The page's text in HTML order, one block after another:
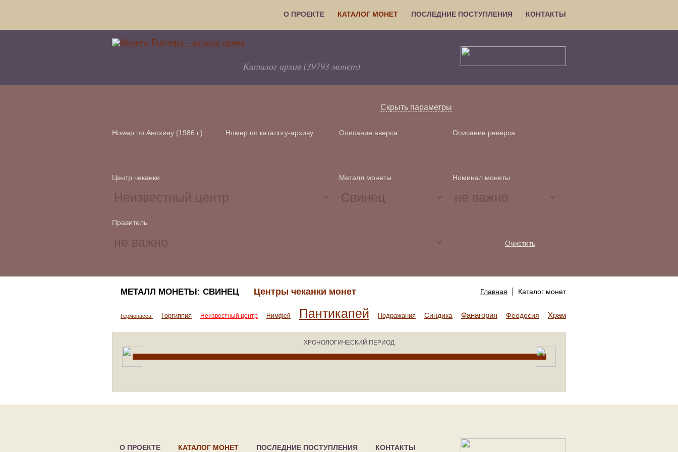
О ПРОЕКТЕ КАТАЛОГ МОНЕТ ПОСЛЕДНИЕ ПОСТУПЛЕНИЯ КОНТАКТЫ
Каталог архив (39793 монет)
Скрыть параметры
Номер по Анохину (1986 г.) Номер по каталогу-архиву Описание аверса Описание реверса
Центр чеканки Металл монеты Номинал монеты
Правитель
Очистить
Главная Каталог монет
МЕТАЛЛ МОНЕТЫ: СВИНЕЦ Центры чеканки монет
Гермонасса Горгиппия Неизвестный центр Нимфей Пантикапей Подражания Синдика Фанагория Феодосия Храм Аполлона
ХРОНОЛОГИЧЕСКИЙ ПЕРИОД
О ПРОЕКТЕ КАТАЛОГ МОНЕТ ПОСЛЕДНИЕ ПОСТУПЛЕНИЯ КОНТАКТЫ